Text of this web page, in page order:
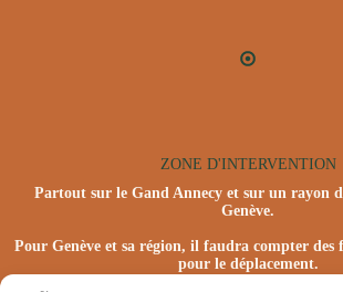
ZONE D'INTERVENTION
Partout sur le Gand Annecy et sur un rayon
Genève.
Pour Genève et sa région, il faudra compter des
pour le déplacement.